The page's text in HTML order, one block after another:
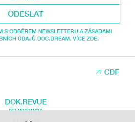
ODESLAT
S ODBĚREM NEWSLETTERU A ZÁSADAMI
ÚDAJŮ DOC.DREAM. VÍCE ZDE.
CDF
DOK.REVUE
RUBRIKY